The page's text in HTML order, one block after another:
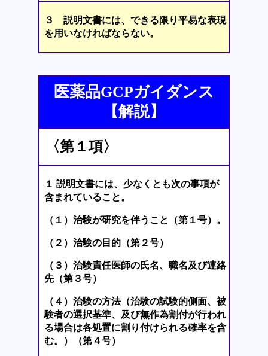
３ 説明文書には、できる限り平易な表現
を用いなければならない。
医薬品GCPガイダンス
【解説】
〈第１項〉
１ 説明文書には、少なくとも次の事項が
含まれていること。
（１）治験が研究を伴うこと（第１号）。
（２）治験の目的（第２号）
（３）治験責任医師の氏名、職名及び連絡
先（第３号）
（４）治験の方法（治験の試験的側面、被
験者の選択基準、及び無作為割付が行われ
る場合は各処置に割り付けられる確率を含
む。）（第４号）